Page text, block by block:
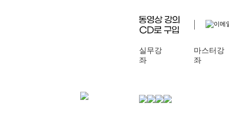
실무강
좌
마스터강
좌